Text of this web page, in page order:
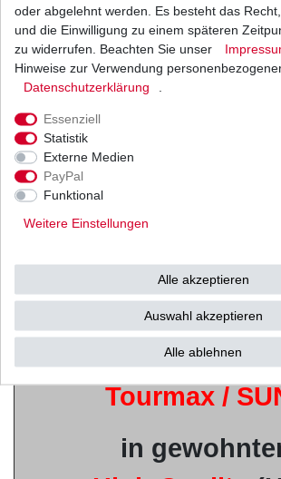
aus
u.a. von
Shindengen
(Vertrieb durch
Tourmax /
in
oder abgelehnt werden. Es besteht das
und die Einwilligung zu einem späteren
zu widerrufen. Beachten Sie unser
Hinweise zur Verwendung
Daten­schutz­erklärung
Essenziell
Statistik
Externe Medien
PayPal
Funktional
Weitere Einstellungen
Alle akzeptieren
Auswahl akzeptieren
Alle ablehnen